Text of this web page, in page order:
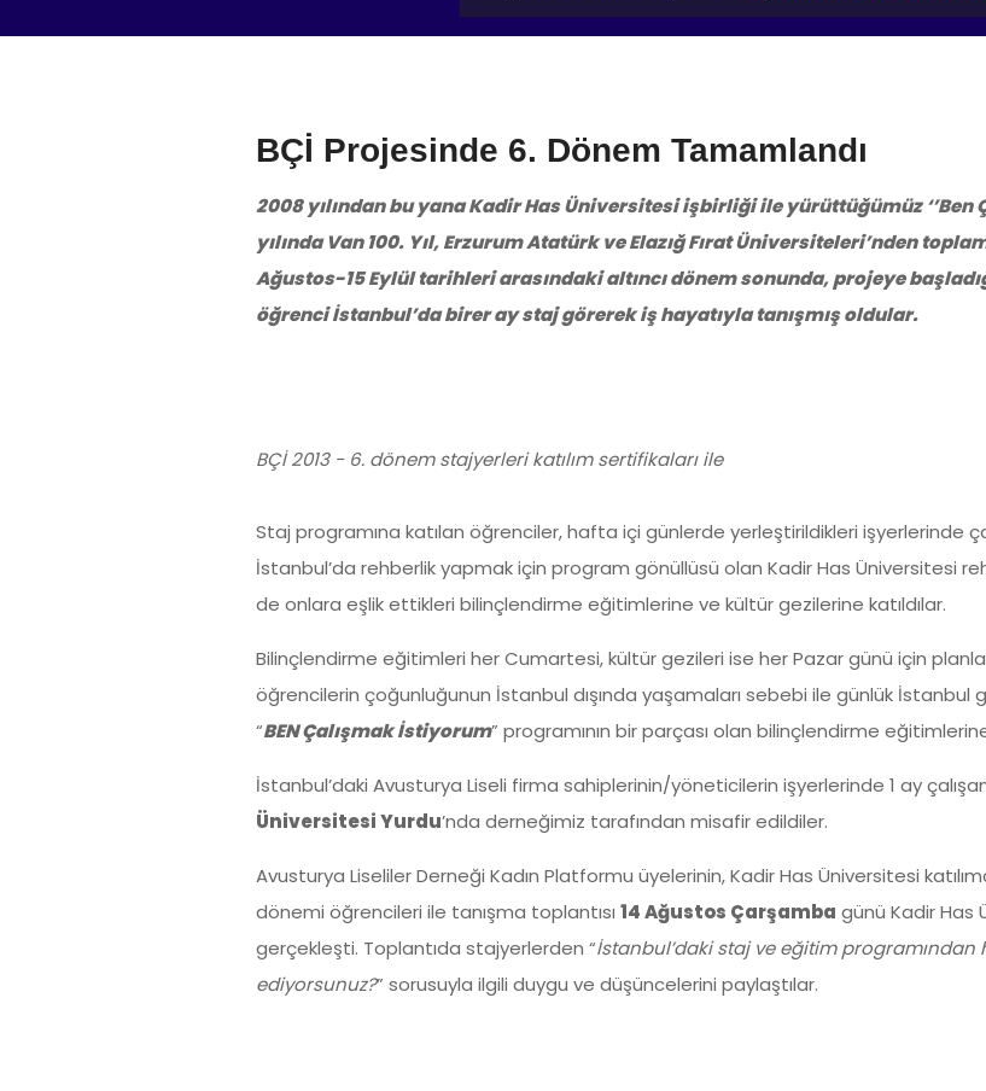
BÇİ Projesinde 6. Dönem Tamamlandı
2008 yılından bu yana Kadir Has Üniversitesi işbirliği ile yürüttüğümüz ‘’Ben
yılında Van 100. Yıl, Erzurum Atatürk ve Elazığ Fırat Üniversiteleri’nden
Ağustos-15 Eylül tarihleri arasındaki altıncı dönem sonunda, projeye
öğrenci İstanbul’da birer ay staj görerek iş hayatıyla tanışmış oldular.
BÇİ 2013 - 6. dönem stajyerleri katılım sertifikaları ile
Staj programına katılan öğrenciler, hafta içi günlerde yerleştirildikleri işyerlerinde
İstanbul’da rehberlik yapmak için program gönüllüsü olan Kadir Has Üniversitesi
de onlara eşlik ettikleri bilinçlendirme eğitimlerine ve kültür gezilerine katıldılar.
Bilinçlendirme eğitimleri her Cumartesi, kültür gezileri ise her Pazar günü için
öğrencilerin çoğunluğunun İstanbul dışında yaşamaları sebebi ile günlük İstanbul
“BEN Çalışmak İstiyorum” programının bir parçası olan bilinçlendirme
İstanbul’daki Avusturya Liseli firma sahiplerinin/yöneticilerin işyerlerinde 1 ay
Üniversitesi Yurdu’nda derneğimiz tarafından misafir edildiler.
Avusturya Liseliler Derneği Kadın Platformu üyelerinin, Kadir Has Üniversitesi
dönemi öğrencileri ile tanışma toplantısı 14 Ağustos Çarşamba günü Kadir Has
gerçekleşti. Toplantıda stajyerlerden “İstanbul’daki staj ve eğitim
ediyorsunuz?” sorusuyla ilgili duygu ve düşüncelerini paylaştılar.